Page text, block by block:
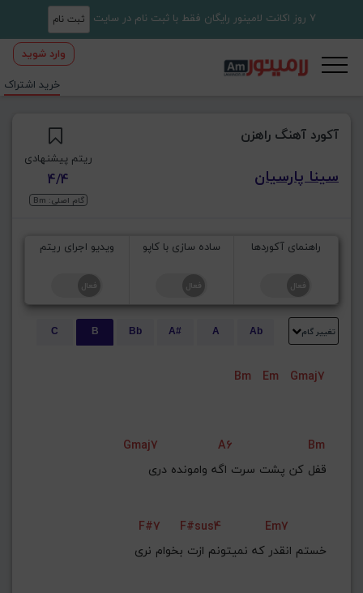
7 روز اکانت لامینور رایگان فقط با ثبت نام در سایت ثبت نام
وارد شوید
خرید اشتراک
آکورد آهنگ راهزن
سینا پارسیان
ریتم پیشنهادی
4/4
گام اصلی: Bm
راهنمای آکوردها ساده سازی با کاپو ویدیو اجرای ریتم
تغییر گام Ab
A
A#
Bb
B
C
Bm Em Gmaj7
Gmaj7 A6
Bm
    ﻗﻔﻞ ﻛﻦ ﭘﺸﺖ ﺳﺮت اﮔﻪ واﻣﻮﻧﺪه دری
F#7 F#sus4
Em7
    ﺧﺴﺘﻢ اﻧﻘﺪر ﻛﻪ ﻧﻤﻴﺘﻮﻧﻢ ازت ﺑﺨﻮام ﻧﺮی